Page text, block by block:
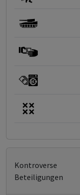
Kontroverse
Beteiligungen